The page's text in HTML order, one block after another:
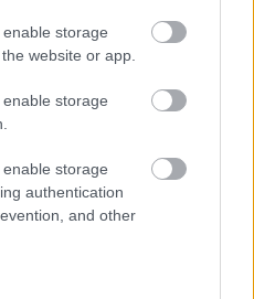
storage
website or app.
storage
storage
authentication
and other